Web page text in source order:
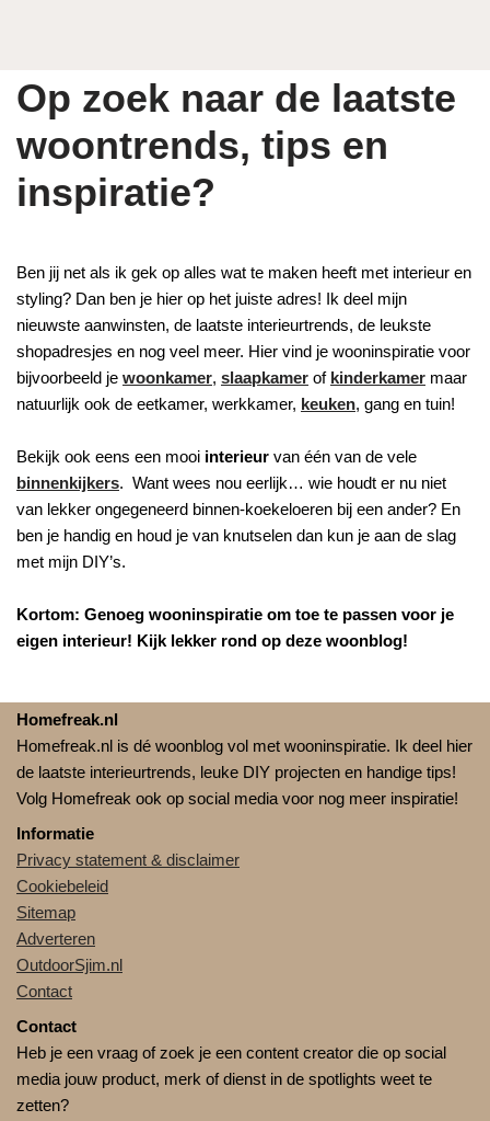
Op zoek naar de laatste
woontrends, tips en
inspiratie?
Ben jij net als ik gek op alles wat te maken heeft met interieur en
styling? Dan ben je hier op het juiste adres! Ik deel mijn
nieuwste aanwinsten, de laatste interieurtrends, de leukste
shopadresjes en nog veel meer. Hier vind je wooninspiratie voor
bijvoorbeeld je woonkamer, slaapkamer of kinderkamer maar
natuurlijk ook de eetkamer, werkkamer, keuken, gang en tuin!
Bekijk ook eens een mooi interieur van één van de vele
binnenkijkers. Want wees nou eerlijk… wie houdt er nu niet
van lekker ongegeneerd binnen-koekeloeren bij een ander? En
ben je handig en houd je van knutselen dan kun je aan de slag
met mijn DIY’s.
Kortom: Genoeg wooninspiratie om toe te passen voor je
eigen interieur! Kijk lekker rond op deze woonblog!
Homefreak.nl
Homefreak.nl is dé woonblog vol met wooninspiratie. Ik deel hier
de laatste interieurtrends, leuke DIY projecten en handige tips!
Volg Homefreak ook op social media voor nog meer inspiratie!
Informatie
Privacy statement & disclaimer
Cookiebeleid
Sitemap
Adverteren
OutdoorSjim.nl
Contact
Contact
Heb je een vraag of zoek je een content creator die op social
media jouw product, merk of dienst in de spotlights weet te
zetten?